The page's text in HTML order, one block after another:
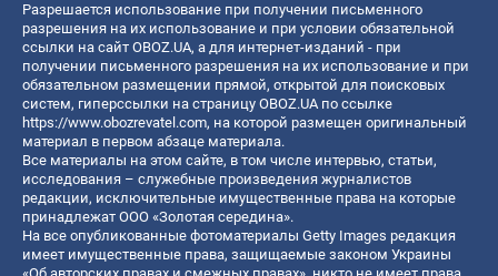
Разрешается использование при получении письменного
разрешения на их использование и при условии обязательной
ссылки на сайт OBOZ.UA, а для интернет-изданий - при
получении письменного разрешения на их использование и при
обязательном размещении прямой, открытой для поисковых
систем, гиперссылки на страницу OBOZ.UA по ссылке
https://www.obozrevatel.com, на которой размещен оригинальный
материал в первом абзаце материала.
Все материалы на этом сайте, в том числе интервью, статьи,
исследования – служебные произведения журналистов
редакции, исключительные имущественные права на которые
принадлежат ООО «Золотая середина».
На все опубликованные фотоматериалы Getty Images редакция
имеет имущественные права, защищаемые законом Украины